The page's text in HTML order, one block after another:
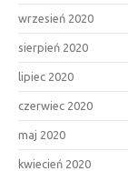
wrzesień 2020
sierpień 2020
lipiec 2020
czerwiec 2020
maj 2020
kwiecień 2020